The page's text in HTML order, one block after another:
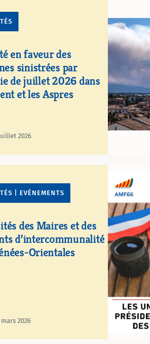
en faveur des
sinistrées par
de juillet 2026 dans
et les Aspres
2026
| EVÉNEMENTS
des Maires et des
d’intercommunalité
Orientales
2026